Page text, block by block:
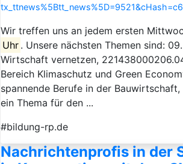
Wir treffen uns an jedem ersten
Uhr . Unsere nächsten Themen sind:
Wirtschaft vernetzen,
Bereich Klimaschutz und Green
spannende Berufe in der
ein Thema für den ...
#bildung-rp.de
Nachrichtenprofis in der